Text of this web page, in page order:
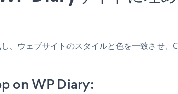
、ウェブサイトのスタイルと色を一致させ
on WP Diary: